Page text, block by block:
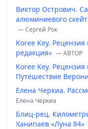
Виктор Острович.
алюминиевого
— Сергей Рок
Koree Key.
редакция» — ABTOP
Koree Key.
Путешествие
Елена Черкиа.
Елена Черкиа
Блиц-рец.
Ханипаев «Луна 84»